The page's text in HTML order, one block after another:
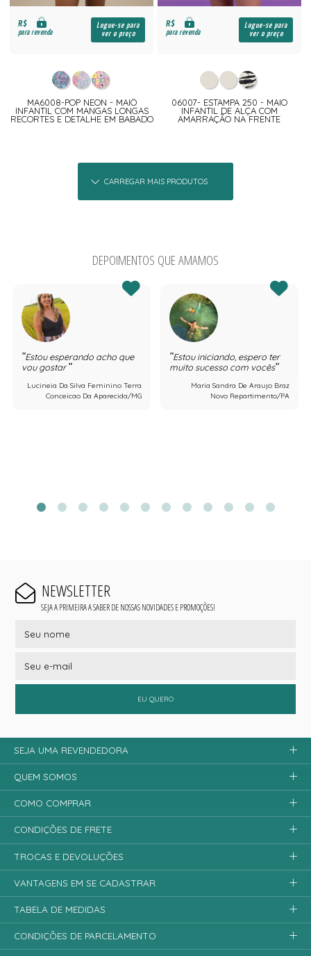
R$
para revenda
Logue-se para
ver o preço
MA6008-POP NEON - MAIÔ
INFANTIL COM MANGAS LONGAS
RECORTES E DETALHE EM BABADO
R$
para revenda
Logue-se para
ver o preço
06007- ESTAMPA 250 - MAIO
INFANTIL DE ALÇA COM
AMARRAÇÃO NA FRENTE
CARREGAR MAIS PRODUTOS
DEPOIMENTOS QUE AMAMOS
Estou esperando acho que
vou gostar
Lucineia Da Silva Feminino Terra
Conceicao Da Aparecida/MG
Estou iniciando, espero ter
muito sucesso com vocês
Maria Sandra De Araujo Braz
Novo Repartimento/PA
NEWSLETTER
SEJA A PRIMEIRA A SABER DE NOSSAS NOVIDADES E PROMOÇÕES!
EU QUERO
SEJA UMA REVENDEDORA
QUEM SOMOS
COMO COMPRAR
CONDIÇÕES DE FRETE
TROCAS E DEVOLUÇÕES
VANTAGENS EM SE CADASTRAR
TABELA DE MEDIDAS
CONDIÇÕES DE PARCELAMENTO